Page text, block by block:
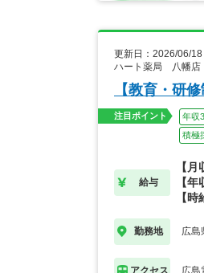
更新日：2026/06/18
ハート薬局 八幡店
【教育・研
注目ポイント 年収
積極
給与
【
【
【
勤務地 広島
広島